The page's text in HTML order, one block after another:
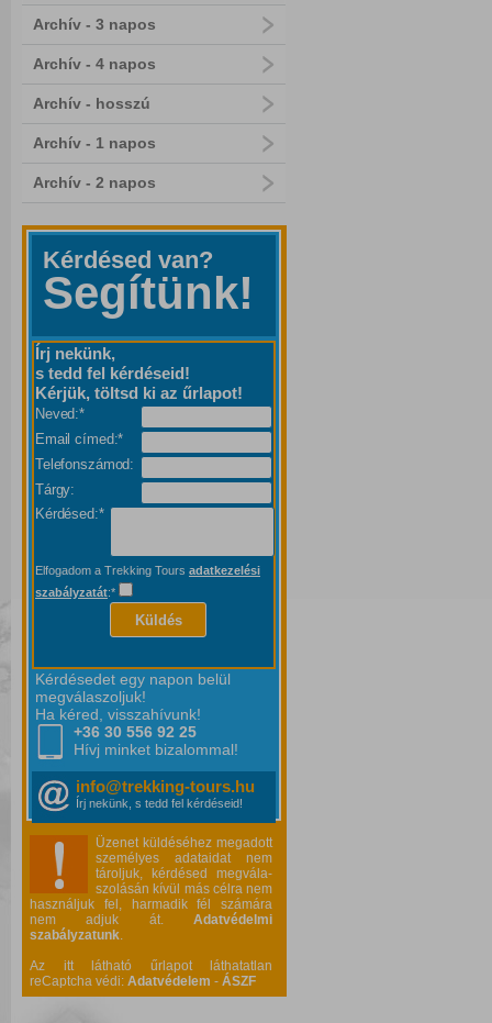
Archív - 3 napos
Archív - 4 napos
Archív - hosszú
Archív - 1 napos
Archív - 2 napos
Kérdésed van?
Segítünk!
Írj nekünk,
s tedd fel kérdéseid!
Kérjük, töltsd ki az űrlapot!
Neved:*
Email címed:*
Telefonszámod:
Tárgy:
Kérdésed:*
Elfogadom a Trekking Tours adatkezelési
szabályzatát:*
Küldés
Kérdésedet egy napon belül
megválaszoljuk!
Ha kéred, visszahívunk!
+36 30 556 92 25
Hívj minket bizalommal!
info@trekking-tours.hu
Írj nekünk, s tedd fel kérdéseid!
Üzenet küldéséhez megadott
személyes adataidat nem
tároljuk, kérdésed megvála-
szolásán kívül más célra nem
használjuk fel, harmadik fél számára
nem adjuk át. Adatvédelmi
szabályzatunk.
Az itt látható űrlapot láthatatlan
reCaptcha védi: Adatvédelem - ÁSZF